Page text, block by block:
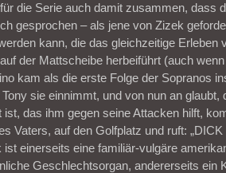
die Serie auch damit zusammen, dass
gesprochen – als jene von Zizek
kann, die das gleichzeitige Erleben
der Mattscheibe herbeiführt (auch
kam als die erste Folge der Sopranos
sie einnimmt, und von nun an glaubt,
ist, das ihm gegen seine Attacken hilft,
Vaters, auf den Golfplatz und ruft:
ist einerseits eine familiär-vulgäre
Geschlechtsorgan, andererseits ein